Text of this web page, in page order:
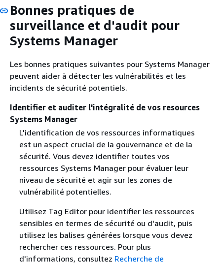
Bonnes pratiques de
surveillance et d'audit pour
Systems Manager
Les bonnes pratiques suivantes pour Systems Manager
peuvent aider à détecter les vulnérabilités et les
incidents de sécurité potentiels.
Identifier et auditer l'intégralité de vos resources
Systems Manager
L'identification de vos ressources informatiques
est un aspect crucial de la gouvernance et de la
sécurité. Vous devez identifier toutes vos
ressources Systems Manager pour évaluer leur
niveau de sécurité et agir sur les zones de
vulnérabilité potentielles.
Utilisez Tag Editor pour identifier les ressources
sensibles en termes de sécurité ou d'audit, puis
utilisez les balises générées lorsque vous devez
rechercher ces ressources. Pour plus
d'informations, consultez Recherche de